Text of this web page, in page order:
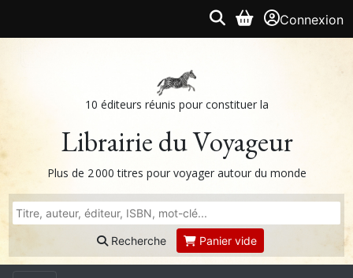
Connexion
10 éditeurs réunis pour constituer la
Librairie du Voyageur
Plus de 2 000 titres pour voyager autour du monde
Recherche Panier vide